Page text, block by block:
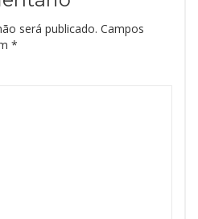
será publicado. Campos
*